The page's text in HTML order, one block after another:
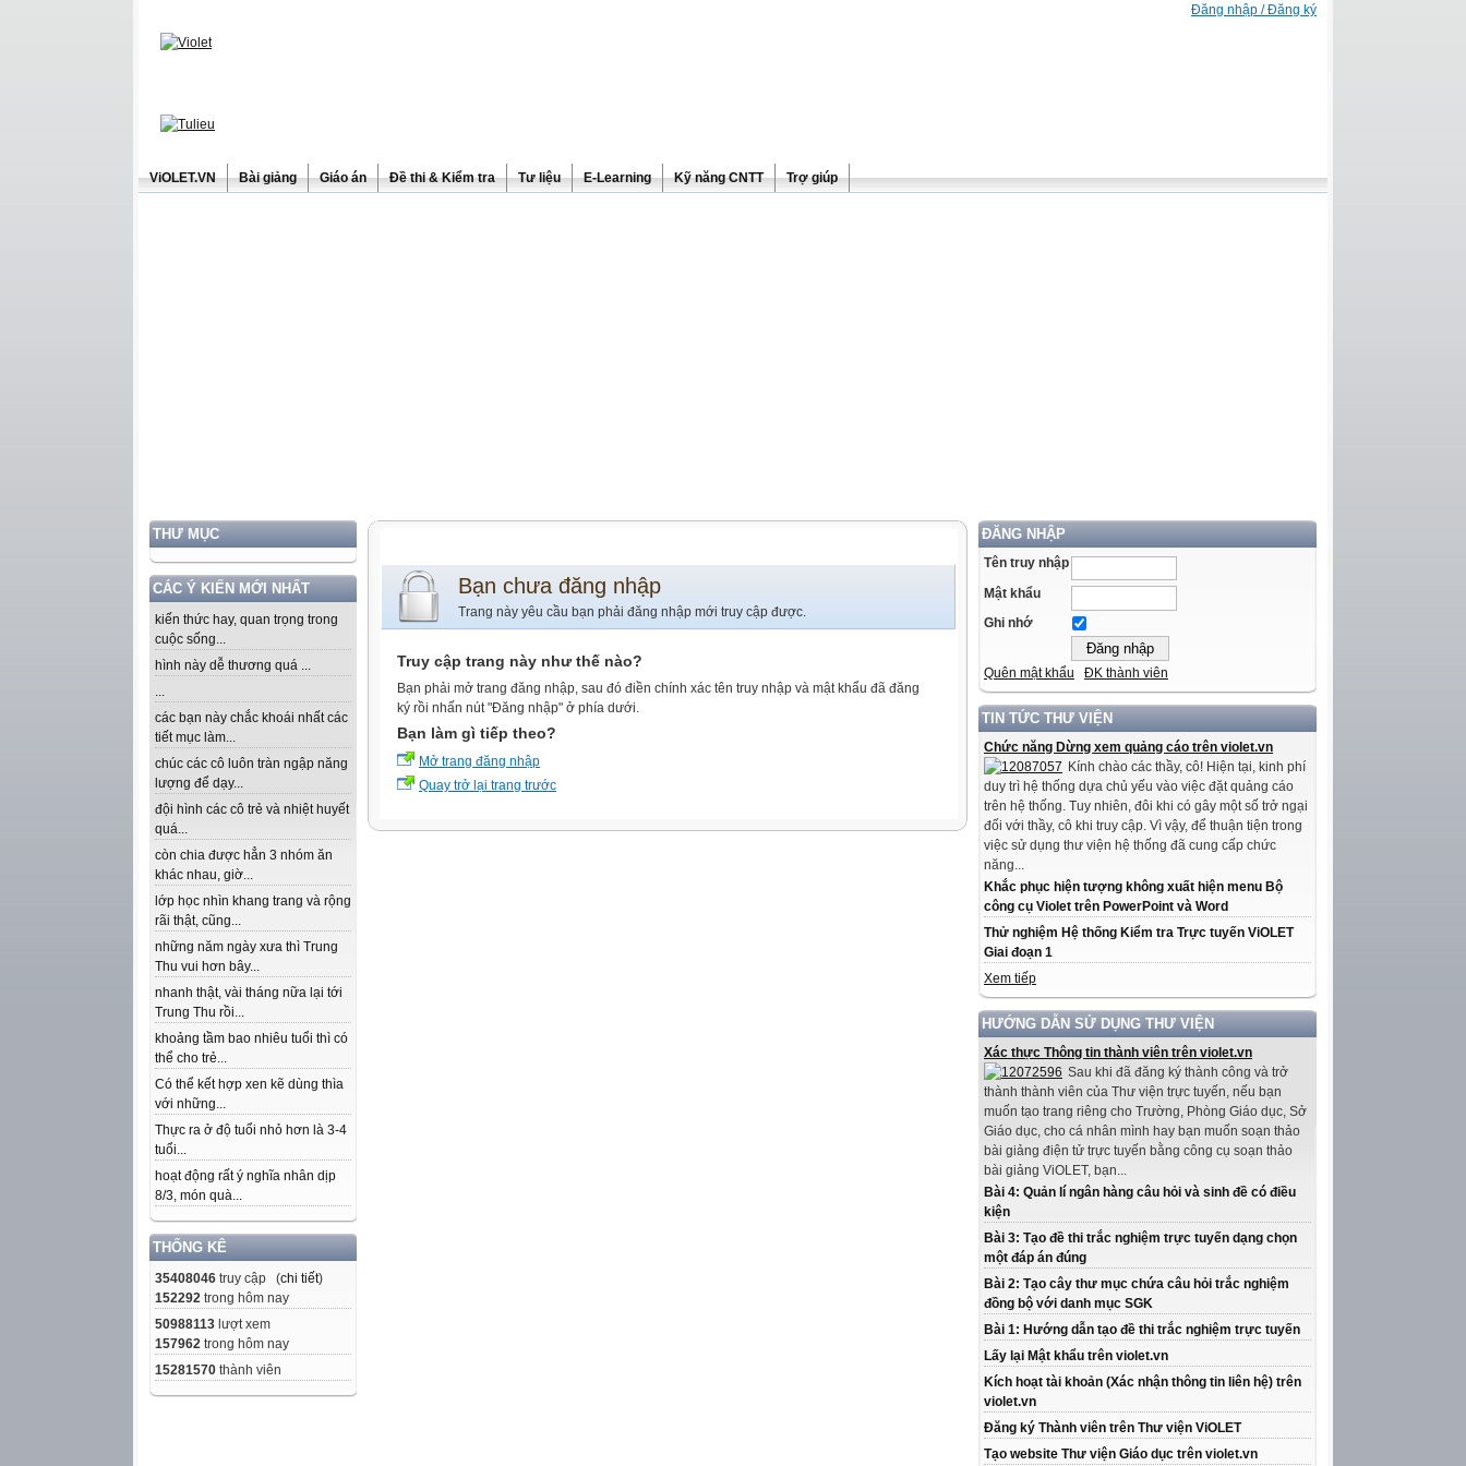
Đăng nhập / Đăng ký
ViOLET.VN Bài giảng Giáo án Đề thi & Kiểm tra Tư liệu E-Learning Kỹ năng CNTT Trợ giúp
THƯ MỤC
CÁC Ý KIẾN MỚI NHẤT
kiến thức hay, quan trọng trong
cuộc sống...
hình này dễ thương quá ...
...
các bạn này chắc khoái nhất các
tiết mục làm...
chúc các cô luôn tràn ngập năng
lượng để dạy...
đội hình các cô trẻ và nhiệt huyết
quá...
còn chia được hẳn 3 nhóm ăn
khác nhau, giờ...
lớp học nhìn khang trang và rộng
rãi thật, cũng...
những năm ngày xưa thì Trung
Thu vui hơn bây...
nhanh thật, vài tháng nữa lại tới
Trung Thu rồi...
khoảng tầm bao nhiêu tuổi thì có
thể cho trẻ...
Có thể kết hợp xen kẽ dùng thìa
với những...
Thực ra ở độ tuổi nhỏ hơn là 3-4
tuổi...
hoạt động rất ý nghĩa nhân dịp
8/3, món quà...
THỐNG KÊ
35408046 truy cập (chi tiết)
152292 trong hôm nay
50988113 lượt xem
157962 trong hôm nay
15281570 thành viên
ĐĂNG NHẬP
Tên truy nhập
Mật khẩu
Ghi nhớ
Quên mật khẩu ĐK thành viên
TIN TỨC THƯ VIỆN
Chức năng Dừng xem quảng cáo trên violet.vn
Kính chào các thầy, cô! Hiện tại, kinh phí
duy trì hệ thống dựa chủ yếu vào việc đặt quảng cáo
trên hệ thống. Tuy nhiên, đôi khi có gây một số trở ngại
đối với thầy, cô khi truy cập. Vì vậy, để thuận tiện trong
việc sử dụng thư viện hệ thống đã cung cấp chức
năng...
Khắc phục hiện tượng không xuất hiện menu Bộ
công cụ Violet trên PowerPoint và Word
Thử nghiệm Hệ thống Kiểm tra Trực tuyến ViOLET
Giai đoạn 1
Xem tiếp
HƯỚNG DẪN SỬ DỤNG THƯ VIỆN
Xác thực Thông tin thành viên trên violet.vn
Sau khi đã đăng ký thành công và trở
thành thành viên của Thư viện trực tuyến, nếu bạn
muốn tạo trang riêng cho Trường, Phòng Giáo dục, Sở
Giáo dục, cho cá nhân mình hay bạn muốn soạn thảo
bài giảng điện tử trực tuyến bằng công cụ soạn thảo
bài giảng ViOLET, bạn...
Bài 4: Quản lí ngân hàng câu hỏi và sinh đề có điều
kiện
Bài 3: Tạo đề thi trắc nghiệm trực tuyến dạng chọn
một đáp án đúng
Bài 2: Tạo cây thư mục chứa câu hỏi trắc nghiệm
đồng bộ với danh mục SGK
Bài 1: Hướng dẫn tạo đề thi trắc nghiệm trực tuyến
Lấy lại Mật khẩu trên violet.vn
Kích hoạt tài khoản (Xác nhận thông tin liên hệ) trên
violet.vn
Đăng ký Thành viên trên Thư viện ViOLET
Tạo website Thư viện Giáo dục trên violet.vn
Bạn chưa đăng nhập
Trang này yêu cầu bạn phải đăng nhập mới truy cập được.
Truy cập trang này như thế nào?
Bạn phải mở trang đăng nhập, sau đó điền chính xác tên truy nhập và mật khẩu đã đăng
ký rồi nhấn nút "Đăng nhập" ở phía dưới.
Bạn làm gì tiếp theo?
Mở trang đăng nhập
Quay trở lại trang trước